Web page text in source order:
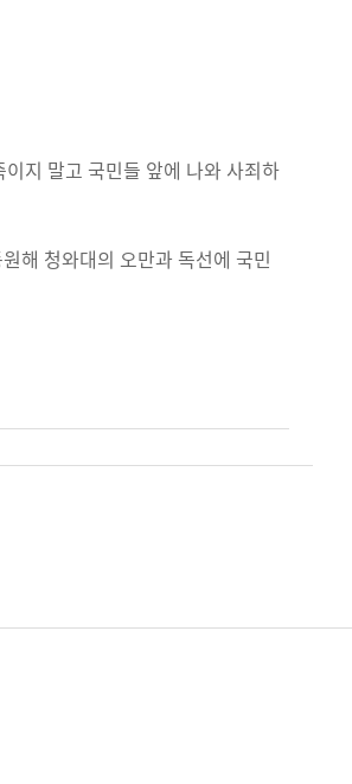
지 말고 국민들 앞에 나와 사죄하
해 청와대의 오만과 독선에 국민